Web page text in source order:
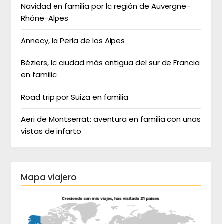
Navidad en familia por la región de Auvergne-
Rhône-Alpes
Annecy, la Perla de los Alpes
Béziers, la ciudad más antigua del sur de Francia
en familia
Road trip por Suiza en familia
Aeri de Montserrat: aventura en familia con unas
vistas de infarto
Mapa viajero